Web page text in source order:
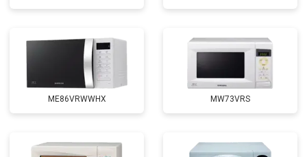
ME86VRWWHX MW73VRS